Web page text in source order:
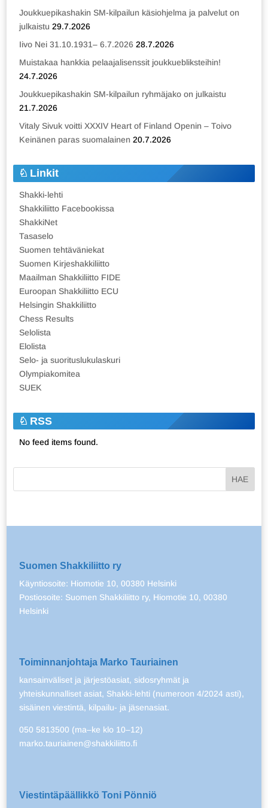
Joukkuepikashakin SM-kilpailun käsiohjelma ja palvelut on
julkaistu 29.7.2026
Iivo Nei 31.10.1931– 6.7.2026 28.7.2026
Muistakaa hankkia pelaajalisenssit joukkuebliksteihin!
24.7.2026
Joukkuepikashakin SM-kilpailun ryhmäjako on julkaistu
21.7.2026
Vitaly Sivuk voitti XXXIV Heart of Finland Openin – Toivo
Keinänen paras suomalainen 20.7.2026
Linkit
Shakki-lehti
Shakkiliitto Facebookissa
ShakkiNet
Tasaselo
Suomen tehtäväniekat
Suomen Kirjeshakkiliitto
Maailman Shakkiliitto FIDE
Euroopan Shakkiliitto ECU
Helsingin Shakkiliitto
Chess Results
Selolista
Elolista
Selo- ja suorituslukulaskuri
Olympiakomitea
SUEK
RSS
No feed items found.
Suomen Shakkiliitto ry
Käyntiosoite: Hiomotie 10, 00380 Helsinki
Postiosoite: Suomen Shakkiliitto ry, Hiomotie 10, 00380
Helsinki
Toiminnanjohtaja Marko Tauriainen
kansainväliset ja järjestöasiat, sidosryhmät ja
yhteiskunnalliset asiat, Shakki-lehti (numeroon 4/2024 asti),
sisäinen viestintä, kilpailu- ja jäsenasiat.
050 5813500 (ma–ke klo 10–12)
marko.tauriainen@shakkiliitto.fi
Viestintäpäällikkö Toni Pönniö